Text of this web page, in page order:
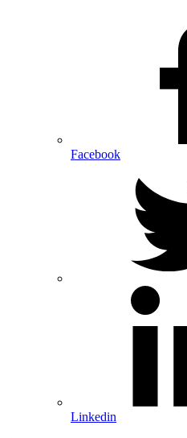
Facebook
Linkedin